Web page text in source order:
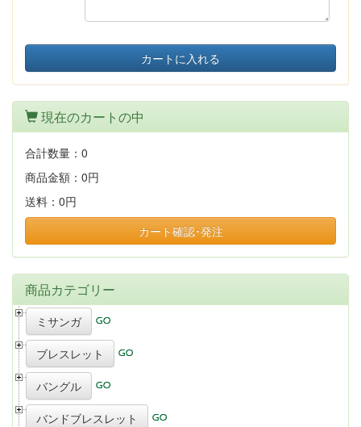
カートに入れる
現在のカートの中
合計数量： 0
商品金額： 0円
送料： 0円
カート確認･発注
商品カテゴリー
ミサンガ
ブレスレット
バングル
バンドブレスレット